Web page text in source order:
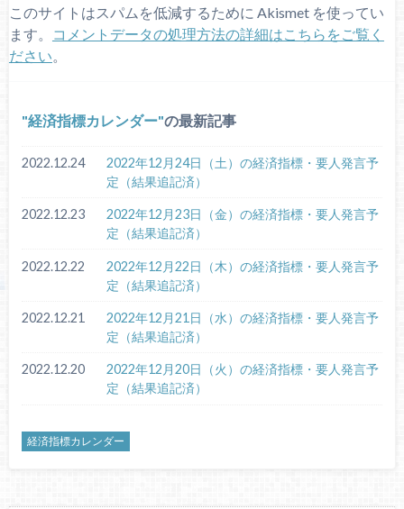
このサイトはスパムを低減するために Akismet を使ってい
ます。
コメントデータの処理方法の詳細はこちらをご覧く
ださい。
経済指標カレンダー の最新記事
2022.12.24
2022年12月24日（土）の経済指標・要人発言予
定（結果追記済）
2022.12.23
2022年12月23日（金）の経済指標・要人発言予
定（結果追記済）
2022.12.22
2022年12月22日（木）の経済指標・要人発言予
定（結果追記済）
2022.12.21
2022年12月21日（水）の経済指標・要人発言予
定（結果追記済）
2022.12.20
2022年12月20日（火）の経済指標・要人発言予
定（結果追記済）
経済指標カレンダー